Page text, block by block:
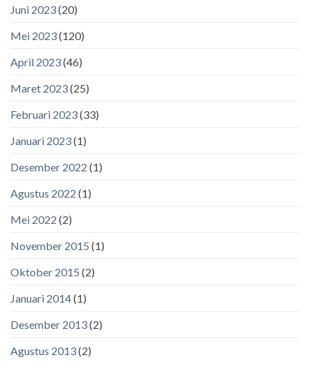
Juni 2023(20)
Mei 2023(120)
April 2023(46)
Maret 2023(25)
Februari 2023(33)
Januari 2023(1)
Desember 2022 (1)
Agustus 2022 (1)
Mei 2022 (2)
November 2015 (1)
Oktober 2015 (2)
Januari 2014(1)
Desember 2013(2)
Agustus 2013(2)